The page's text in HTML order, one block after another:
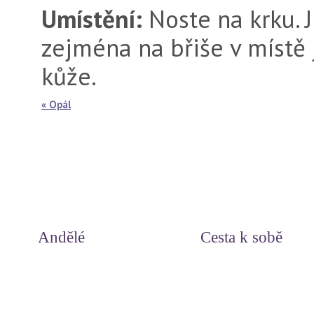
Umístění: Noste na krku.
zejména na břiše v
kůže.
« Opál
Andělé Cesta k sobě